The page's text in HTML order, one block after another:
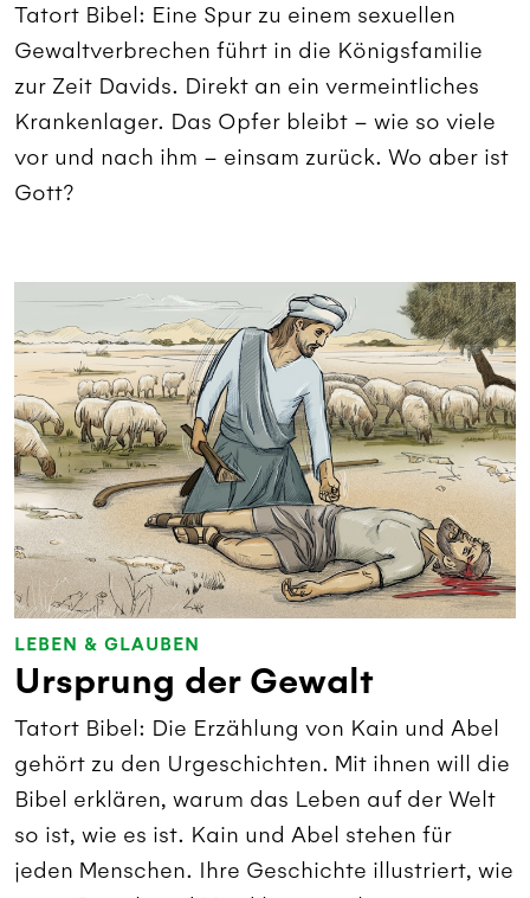
Tatort Bibel: Eine Spur zu einem sexuellen
Gewaltverbrechen führt in die Königsfamilie
zur Zeit Davids. Direkt an ein vermeintliches
Krankenlager. Das Opfer bleibt – wie so viele
vor und nach ihm – einsam zurück. Wo aber ist
Gott?
LEBEN & GLAUBEN
Ursprung der Gewalt
Tatort Bibel: Die Erzählung von Kain und Abel
gehört zu den Urgeschichten. Mit ihnen will die
Bibel erklären, warum das Leben auf der Welt
so ist, wie es ist. Kain und Abel stehen für
jeden Menschen. Ihre Geschichte illustriert, wie